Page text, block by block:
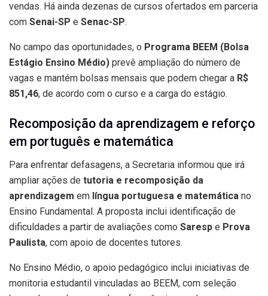
vendas. Há ainda dezenas de cursos ofertados em parceria
com Senai-SP e Senac-SP.
No campo das oportunidades, o Programa BEEM (Bolsa
Estágio Ensino Médio) prevê ampliação do número de
vagas e mantém bolsas mensais que podem chegar a R$
851,46, de acordo com o curso e a carga do estágio.
Recomposição da aprendizagem e reforço
em português e matemática
Para enfrentar defasagens, a Secretaria informou que irá
ampliar ações de tutoria e recomposição da
aprendizagem em língua portuguesa e matemática no
Ensino Fundamental. A proposta inclui identificação de
dificuldades a partir de avaliações como Saresp e Prova
Paulista, com apoio de docentes tutores.
No Ensino Médio, o apoio pedagógico inclui iniciativas de
monitoria estudantil vinculadas ao BEEM, com seleção